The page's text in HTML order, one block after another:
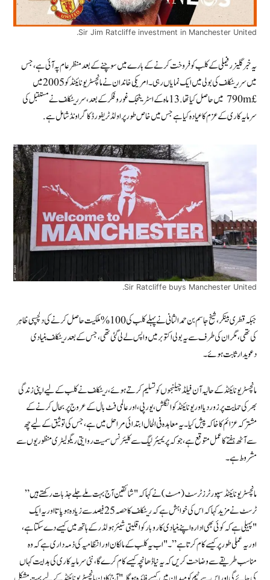
Sir Jim Ratcliffe investment in Manchester United.
یہ خبر گلیزر فیملی کے کلب کو فروخت کرنے کے بارے میں سوچنے کے بعد منظر عام پہ آئی ہے، جس
میں سر ریٹکلف کی بولی میں ایک نمایاں رہی۔ امریکی خاندان نے مانچسٹر یونائیٹڈ کو 2005 میں
£790m میں حاصل کیا تھا . 13 ماہ کے اسٹریٹجک غور و فکر کے بعد، سر ریٹکلف نےمستقبل کی
سرمایہ کاری کے عزم کا عیادہ کیا ہے جس میں خاص طور پر اولڈ ٹریفورڈ کا گراونڈ شامل ہے.
Sir Ratcliffe buys Manchester United.
جبکہ قطری بینکر ، شیخ جاسم بن حمد الثانی نےپہلے کلب کی 100% ملکیت حاصل کرنے کی دلچسپی ظاہر
کی تھی، مگر ان کی طرف سے یہ بولی اکتوبر میں واپس لے لی گئی تھی، جس کے بعد ریٹکلف بنیادی
دعویدار ثابت ہوئے۔
مانچسٹر یونائیٹڈ کے حالیہ آن فیلڈ چیلنجوں کو تسلیم کرتے ہوئے، ریٹکلف نے کلب کے لیے اپنی زندگی
بھر کی حمایت پر زور دیا اور یونائیٹڈ کو انگلش، یورپی، اور عالمی فٹ بال کے عروج پر بحال کرنے کے
مشترکہ عزائم کا خاکہ پیش کیا۔ یہ معاہدہ فی الحال ابتدائی مراحل میں ہے، جس کی توثیق کے لیے چھ
سے آٹھ ہفتے کا عمل متوقع ہے، جو کہ پریمیئر لیگ سے کلیئرنس سمیت روایتی ریگولیٹری منظوریوں سے
مشروط ہے۔
مانچسٹر یونائیٹڈ سپورٹرز ٹرسٹ (مسٹ) نے کہا کہ "شائقین آج بہت ملے جلے جذبات رکھتے ہیں”
ٹرسٹ نے مزید کہا کہ اس کی خواہش ہے کہ ریٹکلف کا حصہ 25 فیصد سے زیادہ ہو پاتا اور یہ ایک
"پہیلی ہے کہ کوئی بھی ادارہ اپنے بنیادی کاروبار کو اقلیتی شیئر ہولڈر کے ہاتھ میں کیسے دے سکتا ہے،
اور یہ عملی طور پر کیسے کام کرتا ہے”۔ "اب یہ کلب کے مالکان اور انتظامیہ کی ذمہ داری ہے کہ وہ
مناسب طریقے سے وضاحت کریں کہ یہ نیا ڈھانچہ کیسے کام کرے گا، نئی سرمایہ کاری کی ہدایت کہاں